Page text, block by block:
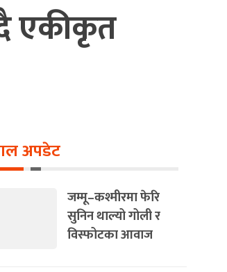
एकीकृत
अपडेट
जम्मू–कश्मीरमा फेरि
सुनिन थाल्यो गोली र
विस्फोटका आवाज